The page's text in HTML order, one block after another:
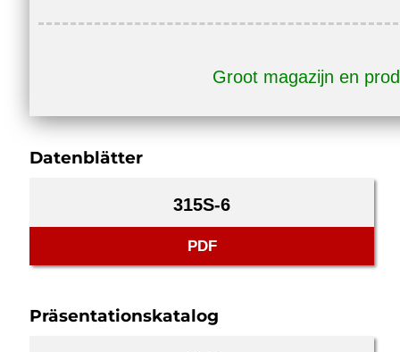
Groot magazijn en
Datenblätter
315S-6
PDF
Präsentationskatalog